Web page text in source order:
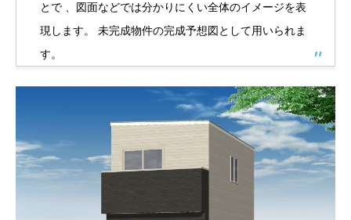
とで 、図面などでは分かりにくい全体のイメージを表
現します。 未完成物件の完成予想図として用いられま
す。